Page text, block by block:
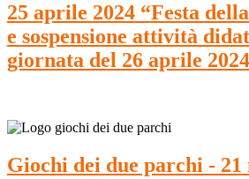
25 aprile 2024 “Festa
e sospensione attività
giornata del 26 aprile 2024
Giochi dei due parchi - 21